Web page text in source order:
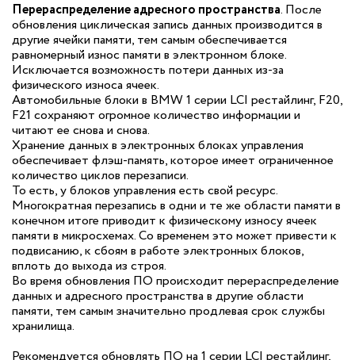
Перераспределение адресного пространства. После
обновления циклическая запись данных производится в
другие ячейки памяти, тем самым обеспечивается
равномерный износ памяти в электронном блоке.
Исключается возможность потери данных из-за
физического износа ячеек.
Автомобильные блоки в BMW 1 серии LCI рестайлинг, F20,
F21 сохраняют огромное количество информации и
читают ее снова и снова.
Хранение данных в электронных блоках управления
обеспечивает флэш-память, которое имеет ограниченное
количество циклов перезаписи.
То есть, у блоков управления есть свой ресурс.
Многократная перезапись в одни и те же области памяти в
конечном итоге приводит к физическому износу ячеек
памяти в микросхемах. Со временем это может привести к
подвисанию, к сбоям в работе электронных блоков,
вплоть до выхода из строя.
Во время обновления ПО происходит перераспределение
данных и адресного пространства в другие области
памяти, тем самым значительно продлевая срок службы
хранилища.